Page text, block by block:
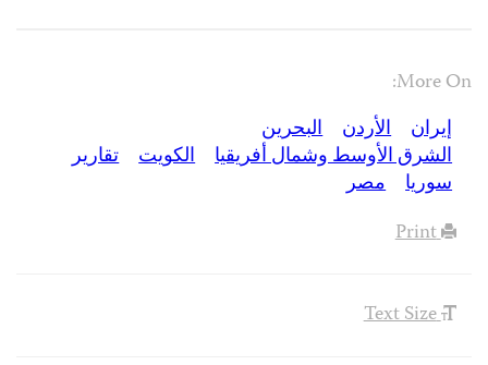
More On:
إيران
الأردن
البحرين
الشرق الأوسط وشمال أفريقيا
الكويت
تقارير
سوريا
مصر
Print
Text Size